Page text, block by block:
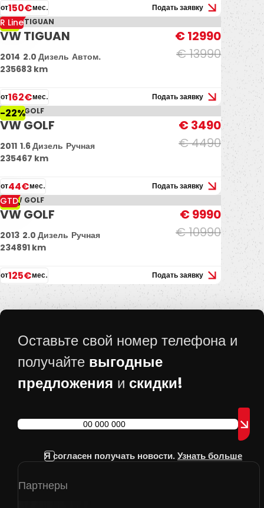
от150€мес. Подать заявку
-7%
R Line
VW TIGUAN
€ 13990
€ 12990
2014 2.0 Дизель Автом.
235683 km
от162€мес. Подать заявку
-22%
VW GOLF
€ 4490
€ 3490
2011 1.6 Дизель Ручная
235467 km
от44€мес. Подать заявку
-9%
GTD
VW GOLF
€ 10990
€ 9990
2013 2.0 Дизель Ручная
234891 km
от125€мес. Подать заявку
Оставьте свой номер телефона и
получайте выгодные
предложения и скидки!
Я согласен получать новости. Узнать больше
Партнеры